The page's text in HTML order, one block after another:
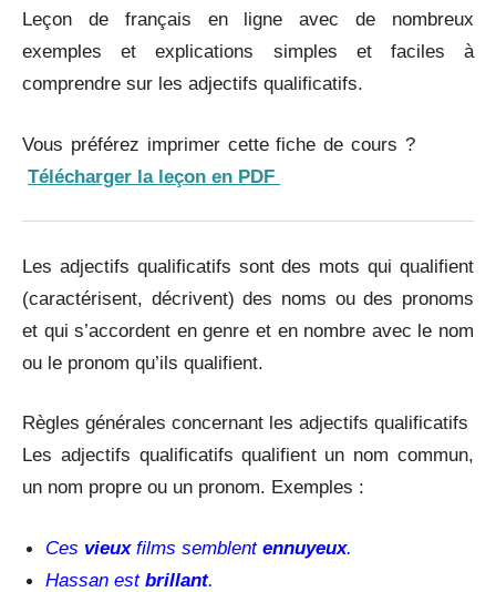
Leçon de français en ligne avec de nombreux
exemples et explications simples et faciles à
comprendre sur les adjectifs qualificatifs.
Vous préférez imprimer cette fiche de cours ?
Télécharger la leçon en PDF
Les adjectifs qualificatifs sont des mots qui qualifient
(caractérisent, décrivent) des noms ou des pronoms
et qui s’accordent en genre et en nombre avec le nom
ou le pronom qu’ils qualifient.
Règles générales concernant les adjectifs qualificatifs
Les adjectifs qualificatifs qualifient un nom commun,
un nom propre ou un pronom. Exemples :
Ces vieuxfilms semblentennuyeux.
Hassan estbrillant.